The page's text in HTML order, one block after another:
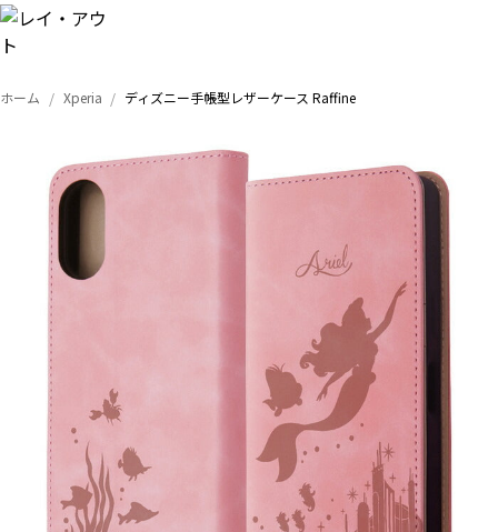
トップ
iPhone
Xperia
AQUOS
Google
ホーム Xperia ディズニー手帳型レザーケース Raffine